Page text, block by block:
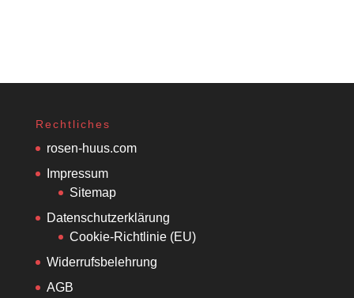
Rechtliches
rosen-huus.com
Impressum
Sitemap
Datenschutzerklärung
Cookie-Richtlinie (EU)
Widerrufsbelehrung
AGB